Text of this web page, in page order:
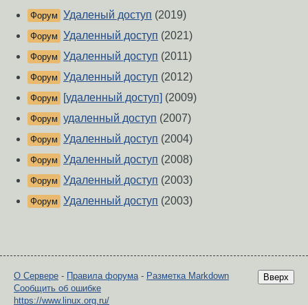
Форум Удаленый доступ (2019)
Форум Удаленный доступ (2021)
Форум Удаленный доступ (2011)
Форум Удаленный доступ (2012)
Форум [удаленный доступ] (2009)
Форум удаленный доступ (2007)
Форум Удаленный доступ (2004)
Форум Удаленный доступ (2008)
Форум Удаленный доступ (2003)
Форум Удаленный доступ (2003)
Вверх
О Сервере - Правила форума- Разметка Markdown
Сообщить об ошибке
https://www.linux.org.ru/